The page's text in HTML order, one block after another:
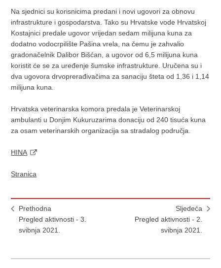
Na sjednici su korisnicima predani i novi ugovori za obnovu
infrastrukture i gospodarstva. Tako su Hrvatske vode Hrvatskoj
Kostajnici predale ugovor vrijedan sedam milijuna kuna za
dodatno vodocrpilište Pašina vrela, na čemu je zahvalio
gradonačelnik Dalibor Bišćan, a ugovor od 6,5 milijuna kuna
koristit će se za uređenje šumske infrastrukture. Uručena su i
dva ugovora drvoprerađivačima za sanaciju šteta od 1,36 i 1,14
milijuna kuna.
Hrvatska veterinarska komora predala je Veterinarskoj
ambulanti u Donjim Kukuruzarima donaciju od 240 tisuća kuna
za osam veterinarskih organizacija sa stradalog područja.
HINA
Stranica
Prethodna
Pregled aktivnosti - 3.
svibnja 2021.
Sljedeća
Pregled aktivnosti - 2.
svibnja 2021.